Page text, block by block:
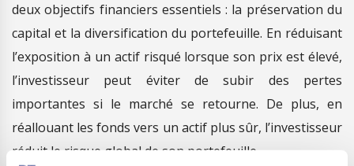
deux objectifs financiers essentiels : la préservation du
capital et la diversification du portefeuille. En réduisant
l’exposition à un actif risqué lorsque son prix est élevé,
l’investisseur peut éviter de subir des pertes
importantes si le marché se retourne. De plus, en
réallouant les fonds vers un actif plus sûr, l’investisseur
réduit le risque global de son portefeuille.